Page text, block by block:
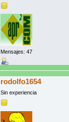
Mensajes: 47
rodolfo1654
Sin experiencia